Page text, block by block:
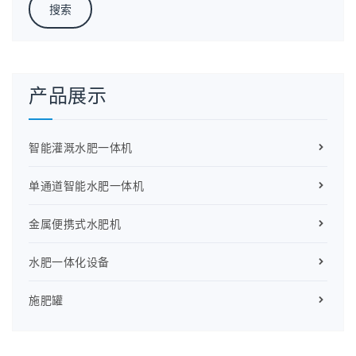
产品展示
智能灌溉水肥一体机
单通道智能水肥一体机
金属便携式水肥机
水肥一体化设备
施肥罐